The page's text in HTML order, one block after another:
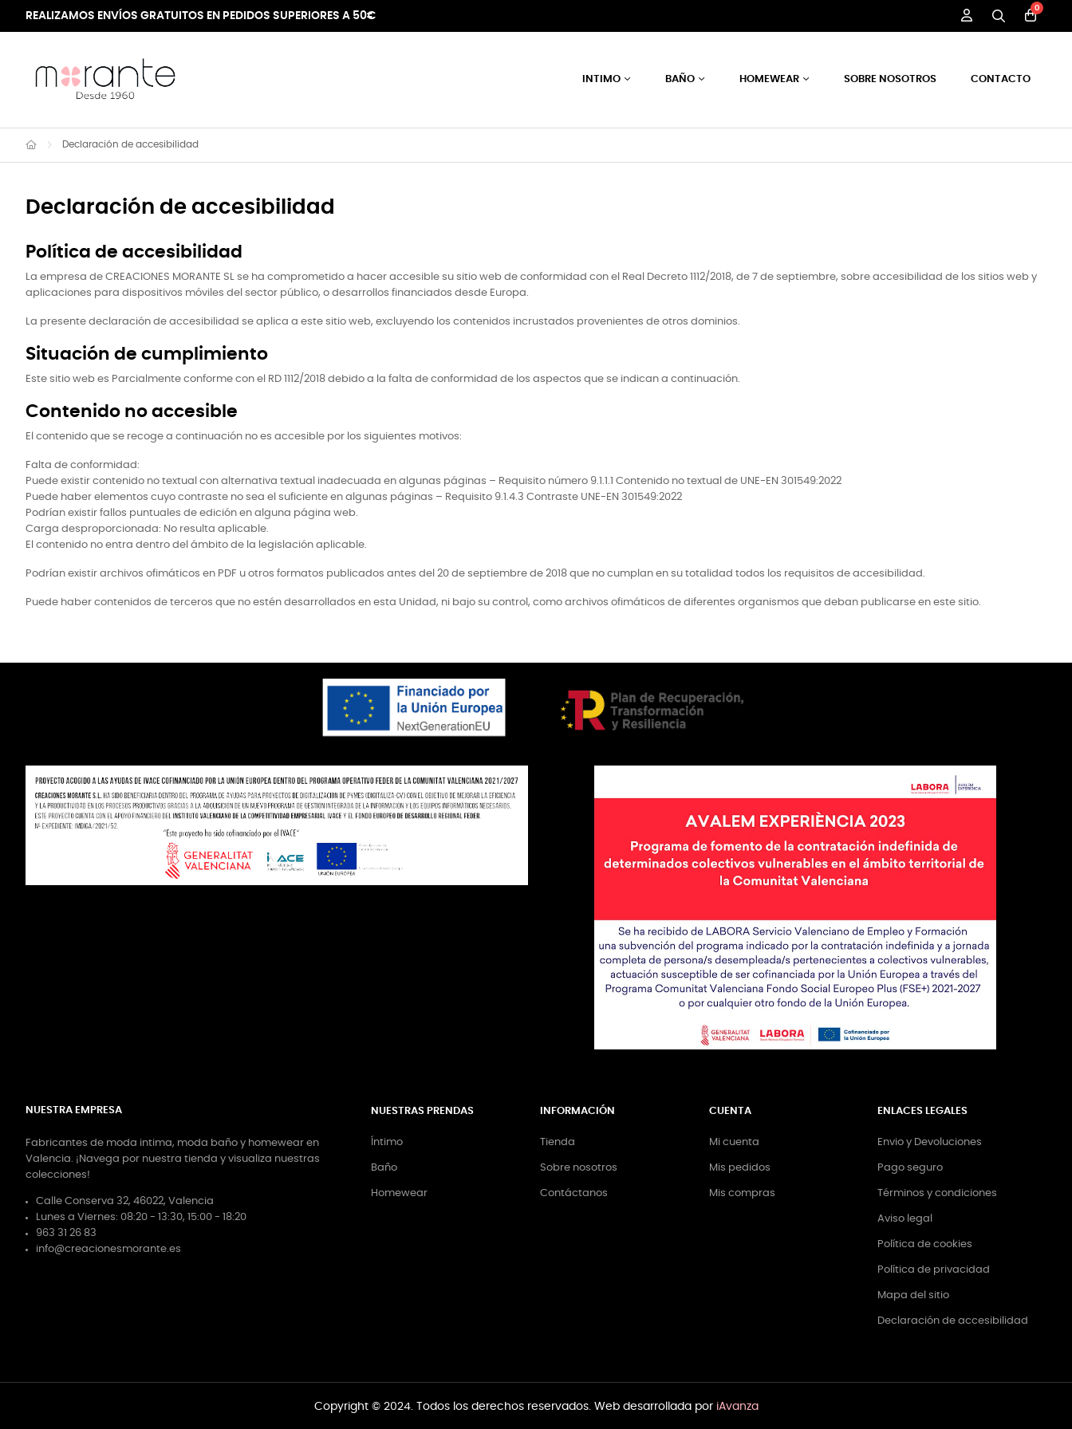
REALIZAMOS ENVÍOS GRATUITOS EN PEDIDOS SUPERIORES A 50€
0
INTIMO BAÑO HOMEWEAR SOBRE NOSOTROS CONTACTO
Declaración de accesibilidad
Declaración de accesibilidad
Política de accesibilidad
La empresa de CREACIONES MORANTE SL se ha comprometido a hacer accesible su sitio web de conformidad con el Real Decreto 1112/2018, de 7 de septiembre, sobre accesibilidad de los sitios web y
aplicaciones para dispositivos móviles del sector público, o desarrollos financiados desde Europa.
La presente declaración de accesibilidad se aplica a este sitio web, excluyendo los contenidos incrustados provenientes de otros dominios.
Situación de cumplimiento
Este sitio web es Parcialmente conforme con el RD 1112/2018 debido a la falta de conformidad de los aspectos que se indican a continuación.
Contenido no accesible
El contenido que se recoge a continuación no es accesible por los siguientes motivos:
Falta de conformidad:
Puede existir contenido no textual con alternativa textual inadecuada en algunas páginas – Requisito número 9.1.1.1 Contenido no textual de UNE-EN 301549:2022
Puede haber elementos cuyo contraste no sea el suficiente en algunas páginas – Requisito 9.1.4.3 Contraste UNE-EN 301549:2022
Podrían existir fallos puntuales de edición en alguna página web.
Carga desproporcionada: No resulta aplicable.
El contenido no entra dentro del ámbito de la legislación aplicable.
Podrían existir archivos ofimáticos en PDF u otros formatos publicados antes del 20 de septiembre de 2018 que no cumplan en su totalidad todos los requisitos de accesibilidad.
Puede haber contenidos de terceros que no estén desarrollados en esta Unidad, ni bajo su control, como archivos ofimáticos de diferentes organismos que deban publicarse en este sitio.
NUESTRA EMPRESA
Fabricantes de moda intima, moda baño y homewear en
Valencia. ¡Navega por nuestra tienda y visualiza nuestras
colecciones!
Calle Conserva 32, 46022, Valencia
Lunes a Viernes: 08:20 - 13:30, 15:00 - 18:20
963 31 26 83
info@creacionesmorante.es
NUESTRAS PRENDAS
Íntimo
Baño
Homewear
INFORMACIÓN
Tienda
Sobre nosotros
Contáctanos
CUENTA
Mi cuenta
Mis pedidos
Mis compras
ENLACES LEGALES
Envio y Devoluciones
Pago seguro
Términos y condiciones
Aviso legal
Política de cookies
Política de privacidad
Mapa del sitio
Declaración de accesibilidad
Copyright © 2024. Todos los derechos reservados. Web desarrollada por iAvanza